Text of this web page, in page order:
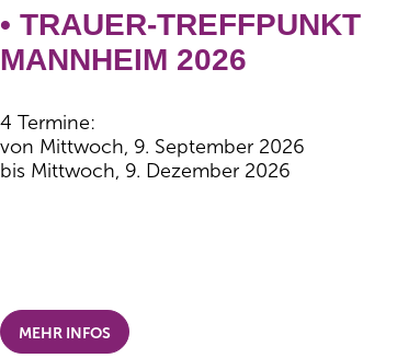
• TRAUER-TREFFPUNKT
MANNHEIM 2026
4 Termine:
von Mittwoch, 9. September 2026
bis Mittwoch, 9. Dezember 2026
MEHR INFOS